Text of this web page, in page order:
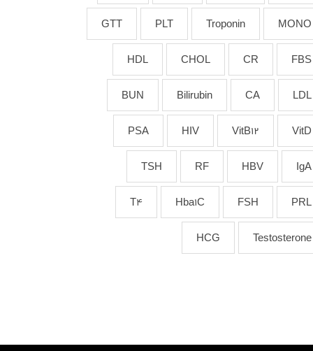
MONO
Troponin
PLT
GTT
FBS
CR
CHOL
HDL
LDL
CA
Bilirubin
BUN
VitD
VitB12
HIV
PSA
IgA
HBV
RF
TSH
PRL
FSH
Hba1C
T4
Testosterone
HCG